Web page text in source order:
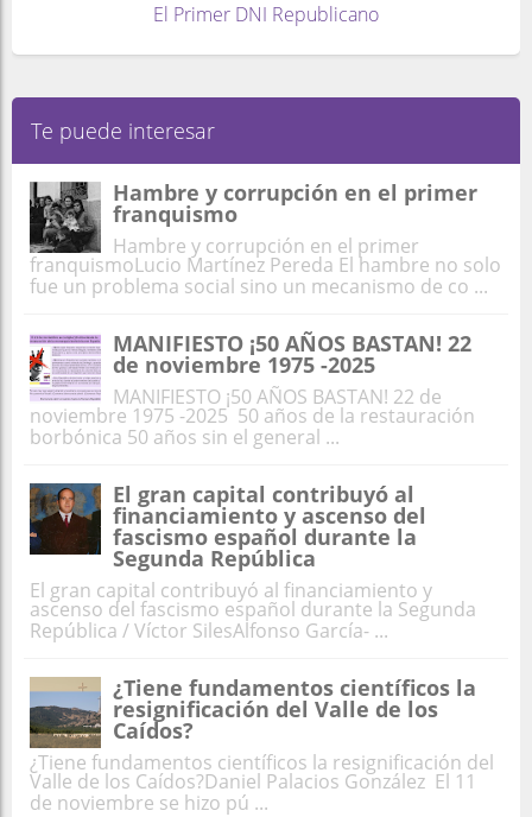
El Primer DNI Republicano
Te puede interesar
Hambre y corrupción en el primer
franquismo
Hambre y corrupción en el primer
franquismoLucio Martínez Pereda El hambre no solo
fue un problema social sino un mecanismo de co ...
MANIFIESTO ¡50 AÑOS BASTAN! 22
de noviembre 1975 -2025
MANIFIESTO ¡50 AÑOS BASTAN! 22 de
noviembre 1975 -2025 50 años de la restauración
borbónica 50 años sin el general ...
El gran capital contribuyó al
financiamiento y ascenso del
fascismo español durante la
Segunda República
El gran capital contribuyó al financiamiento y
ascenso del fascismo español durante la Segunda
República / Víctor SilesAlfonso García- ...
¿Tiene fundamentos científicos la
resignificación del Valle de los
Caídos?
¿Tiene fundamentos científicos la resignificación del
Valle de los Caídos?Daniel Palacios González El 11
de noviembre se hizo pú ...